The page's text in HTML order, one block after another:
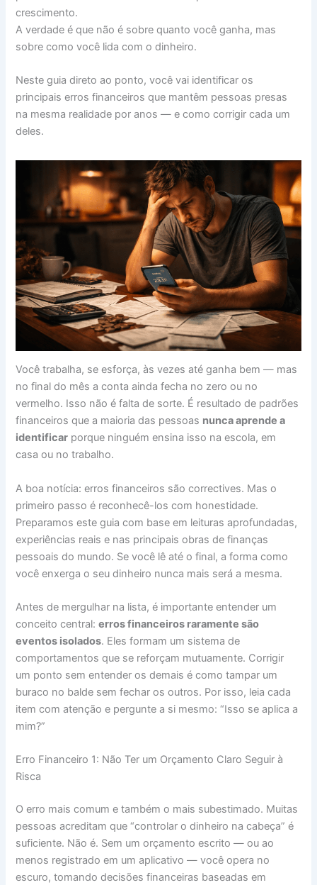
e
b
o
o
k
t
e
r
e
s
t
t
s
A
p
p
a
d
s
g
r
a
m
t
o
d
o
n
e e
I
n
e
e
r
p
y
L
i
n
k
r
e
crescimento.
A verdade é que não é sobre quanto você ganha, mas
sobre como você lida com o dinheiro.
Neste guia direto ao ponto, você vai identificar os
principais erros financeiros que mantêm pessoas presas
na mesma realidade por anos — e como corrigir cada um
deles.
Você trabalha, se esforça, às vezes até ganha bem — mas
no final do mês a conta ainda fecha no zero ou no
vermelho. Isso não é falta de sorte. É resultado de padrões
financeiros que a maioria das pessoas nunca aprende a
identificar porque ninguém ensina isso na escola, em
casa ou no trabalho.
A boa notícia: erros financeiros são correctives. Mas o
primeiro passo é reconhecê-los com honestidade.
Preparamos este guia com base em leituras aprofundadas,
experiências reais e nas principais obras de finanças
pessoais do mundo. Se você lê até o final, a forma como
você enxerga o seu dinheiro nunca mais será a mesma.
Antes de mergulhar na lista, é importante entender um
conceito central:erros financeiros raramente são
eventos isolados. Eles formam um sistema de
comportamentos que se reforçam mutuamente. Corrigir
um ponto sem entender os demais é como tampar um
buraco no balde sem fechar os outros. Por isso, leia cada
item com atenção e pergunte a si mesmo: “Isso se aplica a
mim?”
Erro Financeiro 1: Não Ter um Orçamento Claro Seguir à
Risca
O erro mais comum e também o mais subestimado. Muitas
pessoas acreditam que “controlar o dinheiro na cabeça” é
suficiente. Não é. Sem um orçamento escrito — ou ao
menos registrado em um aplicativo — você opera no
escuro, tomando decisões financeiras baseadas em